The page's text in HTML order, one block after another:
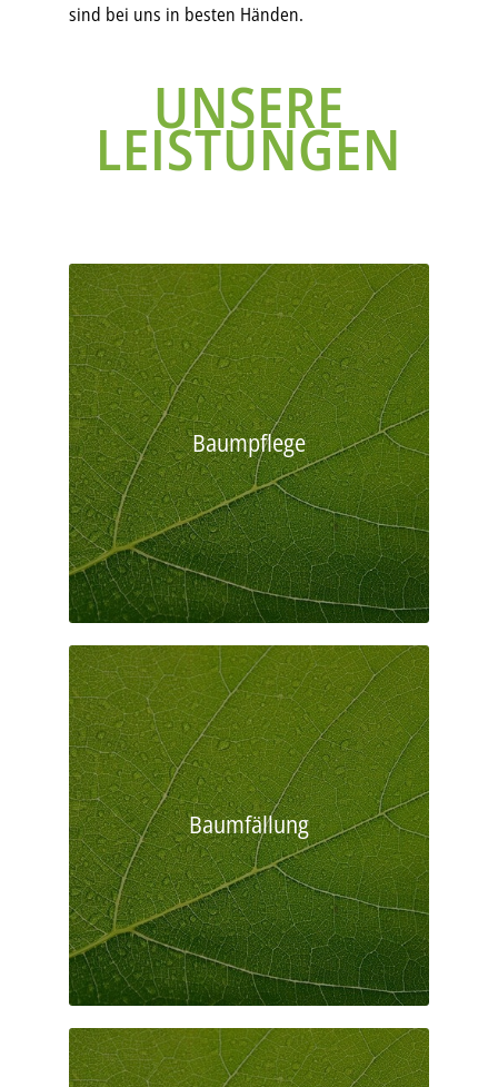
sind bei uns in besten Händen.
UNSERE
LEISTUNGEN
Baumpflege
Baumfällung